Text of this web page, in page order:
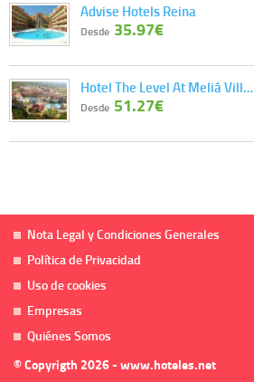
Advise Hotels Reina
Desde 35.97€
Hotel The Level At Meliá Vill…
Desde 51.27€
Nota Legal y Condiciones Generales
Política de Privacidad
Uso de cookies
Empresas
Quiénes Somos
© Copyrigth 2026 - www.hoteles.net